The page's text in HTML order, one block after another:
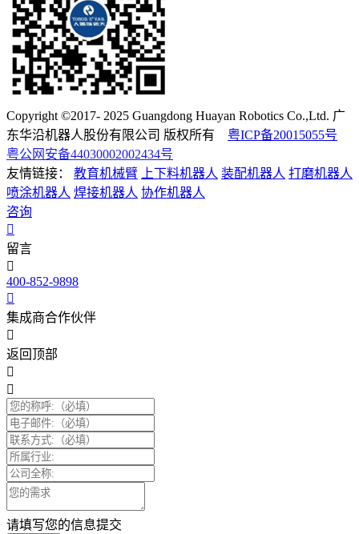
Copyright ©2017- 2025 Guangdong Huayan Robotics Co.,Ltd. 广
东华沿机器人股份有限公司 版权所有 粤ICP备20015055号
粤公网安备44030002002434号
友情链接：
教育机械臂 上下料机器人 装配机器人 打磨机器人
喷涂机器人 焊接机器人 协作机器人
咨询
留言
400-852-9898
集成商合作伙伴
返回顶部
请填写您的信息提交